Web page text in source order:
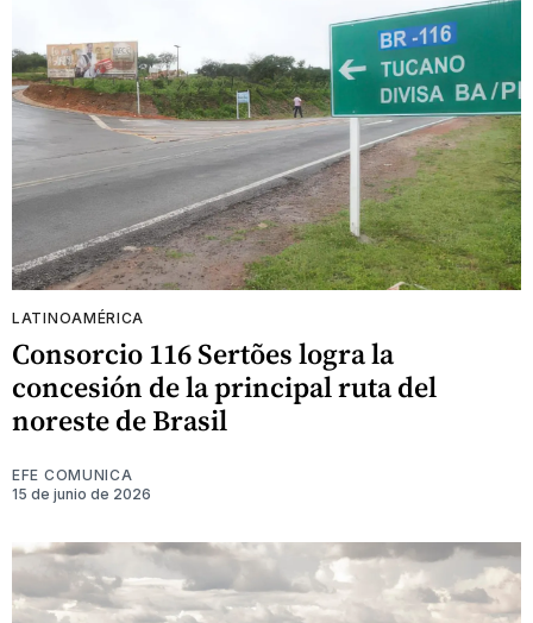
LATINOAMÉRICA
Consorcio 116 Sertões logra la
concesión de la principal ruta del
noreste de Brasil
EFE COMUNICA
15 de junio de 2026